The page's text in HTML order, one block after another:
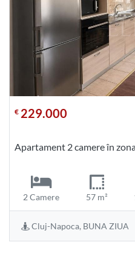
€ 229.000
Apartament 2 camere în
2 Camere 57 m²
Cluj-Napoca, BUNA ZIUA